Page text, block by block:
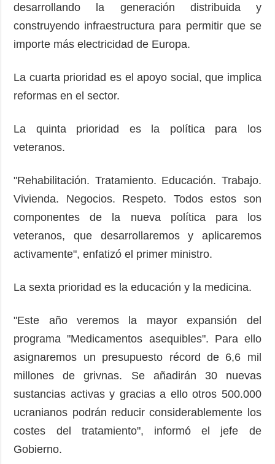
desarrollando la generación distribuida y
construyendo infraestructura para permitir que se
importe más electricidad de Europa.
La cuarta prioridad es el apoyo social, que implica
reformas en el sector.
La quinta prioridad es la política para los
veteranos.
"Rehabilitación. Tratamiento. Educación. Trabajo.
Vivienda. Negocios. Respeto. Todos estos son
componentes de la nueva política para los
veteranos, que desarrollaremos y aplicaremos
activamente", enfatizó el primer ministro.
La sexta prioridad es la educación y la medicina.
"Este año veremos la mayor expansión del
programa "Medicamentos asequibles". Para ello
asignaremos un presupuesto récord de 6,6 mil
millones de grivnas. Se añadirán 30 nuevas
sustancias activas y gracias a ello otros 500.000
ucranianos podrán reducir considerablemente los
costes del tratamiento", informó el jefe de
Gobierno.